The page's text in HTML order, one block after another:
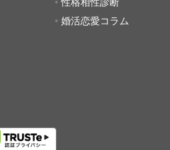
性格相性診断
婚活恋愛コラム